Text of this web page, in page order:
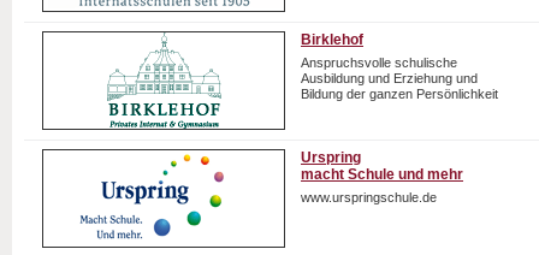
Birklehof
Anspruchsvolle schulische
Ausbildung und Erziehung und
Bildung der ganzen Persönlichkeit
Urspring
macht Schule und mehr
www.urspringschule.de